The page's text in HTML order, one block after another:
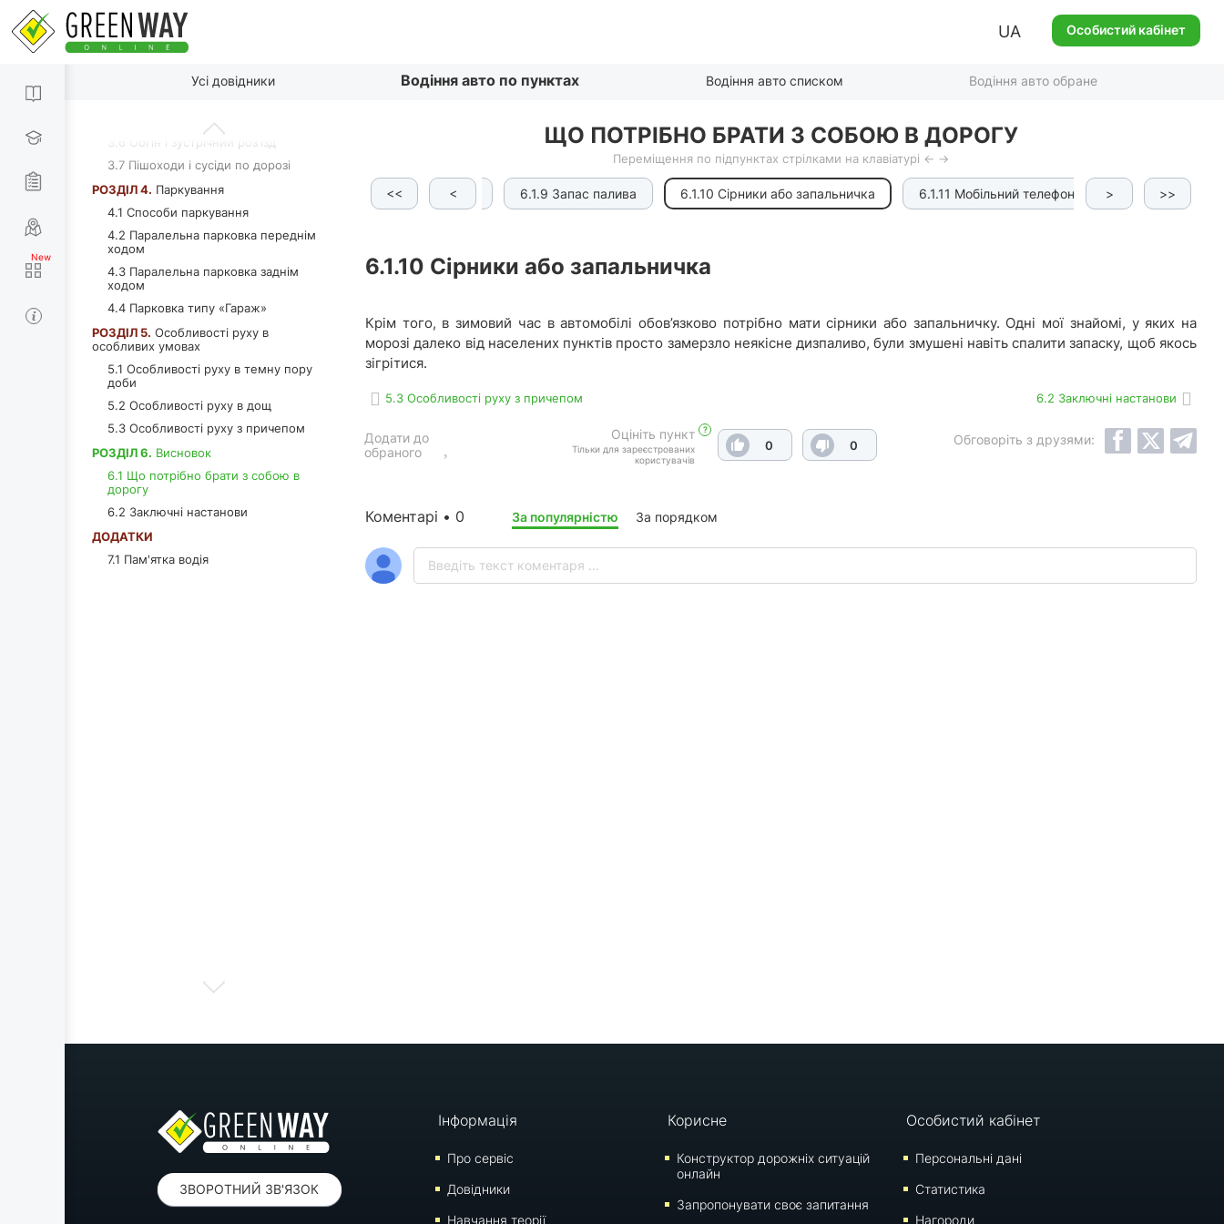
UA Особистий кабінет
Усі довідники Водіння авто по пунктах Водіння авто списком Водіння авто обране
3.1 Перший виїзд на дорогу
3.2 Перемикання передач
3.3 Старт в гору
3.6 Обгін і зустрічний роз'їзд
3.7 Пішоходи і сусіди по дорозі
РОЗДІЛ 4. Паркування
4.1 Способи паркування
4.2 Паралельна парковка переднім
ходом
4.3 Паралельна парковка заднім
ходом
4.4 Парковка типу «Гараж»
РОЗДІЛ 5. Особливості руху в
особливих умовах
5.1 Особливості руху в темну пору
доби
5.2 Особливості руху в дощ
5.3 Особливості руху з причепом
РОЗДІЛ 6. Висновок
6.1 Що потрібно брати з собою в
дорогу
6.2 Заключні настанови
ДОДАТКИ
7.1 Пам'ятка водія
ЩО ПОТРІБНО БРАТИ З СОБОЮ В ДОРОГУ
Переміщення по підпунктах стрілками на клавіатурі ← →
<< <
рукавички 6.1.7 Світловідбиваючий жилет 6.1.8 Вода 6.1.9 Запас палива 6.1.10 Сірники або запальничка 6.1.11 Мобільний телефон >>
>
6.1.10 Сірники або запальничка
Крім того, в зимовий час в автомобілі обов’язково потрібно мати сірники або запальничку. Одні мої знайомі, у яких на
морозі далеко від населених пунктів просто замерзло неякісне дизпаливо, були змушені навіть спалити запаску, щоб якось
зігрітися.
5.3 Особливості руху з причепом 6.2 Заключні настанови
Оцініть пункт ?
Тільки для зареєстрованих
користувачів
0 0
Додати до
обраного
Обговоріть з друзями:
Коментарі • 0 За популярністю За порядком
ЗВОРОТНИЙ ЗВ'ЯЗОК
Інформація
Про сервіс
Довідники
Навчання теорії
Корисне
Конструктор дорожніх ситуацій
онлайн
Запропонувати своє запитання
Особистий кабінет
Персональні дані
Статистика
Нагороди